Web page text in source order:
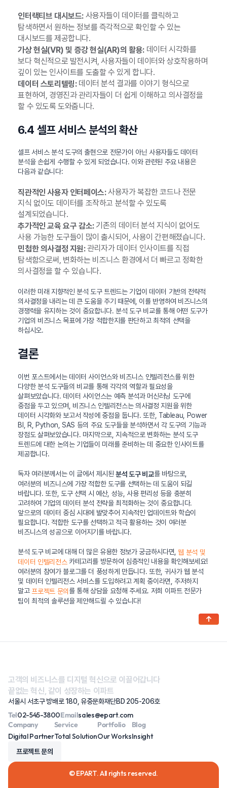
인터랙티브 대시보드:사용자들이 데이터를 클릭하고
탐색하면서 원하는 정보를 즉각적으로 확인할 수 있는
대시보드를 제공합니다.
가상 현실(VR) 및 증강 현실(AR)의 활용:데이터 시각화를
보다 혁신적으로 발전시켜, 사용자들이 데이터와 상호작용하며
깊이 있는 인사이트를 도출할 수 있게 합니다.
데이터 스토리텔링:데이터 분석 결과를 이야기 형식으로
표현하여, 경영진과 관리자들이 더 쉽게 이해하고 의사결정을
할 수 있도록 도와줍니다.
6.4 셀프 서비스 분석의 확산
셀프 서비스 분석 도구의 출현으로 전문가이 아닌 사용자들도 데이터
분석을 손쉽게 수행할 수 있게 되었습니다. 이와 관련된 주요 내용은
다음과 같습니다:
직관적인 사용자 인터페이스:사용자가 복잡한 코드나 전문
지식 없이도 데이터를 조작하고 분석할 수 있도록
설계되었습니다.
추가적인 교육 요구 감소:기존의 데이터 분석 지식이 없어도
사용 가능한 도구들이 많이 출시되어, 사용이 간편해졌습니다.
민첩한 의사결정 지원:관리자가 데이터 인사이트를 직접
탐색함으로써, 변화하는 비즈니스 환경에서 더 빠르고 정확한
의사결정을 할 수 있습니다.
이러한 미래 지향적인 분석 도구 트렌드는 기업이 데이터 기반의 전략적
의사결정을 내리는 데 큰 도움을 주기 때문에, 이를 반영하여 비즈니스의
경쟁력을 유지하는 것이 중요합니다. 분석 도구 비교를 통해 어떤 도구가
기업의 비즈니스 목표에 가장 적합한지를 판단하고 최적의 선택을
하십시오.
결론
이번 포스트에서는 데이터 사이언스와 비즈니스 인텔리전스를 위한
다양한 분석 도구들의 비교를 통해 각각의 역할과 필요성을
살펴보았습니다. 데이터 사이언스는 예측 분석과 머신러닝 도구에
중점을 두고 있으며, 비즈니스 인텔리전스는 의사결정 지원을 위한
데이터 시각화와 보고서 작성에 중점을 둡니다. 또한, Tableau, Power
BI, R, Python, SAS 등의 주요 도구들을 분석하면서 각 도구의 기능과
장점도 살펴보았습니다. 마지막으로, 지속적으로 변화하는 분석 도구
트렌드에 대한 논의는 기업들이 미래를 준비하는 데 중요한 인사이트를
제공합니다.
독자 여러분께서는 이 글에서 제시된분석 도구 비교를 바탕으로,
여러분의 비즈니스에 가장 적합한 도구를 선택하는 데 도움이 되길
바랍니다. 또한, 도구 선택 시 예산, 성능, 사용 편리성 등을 충분히
고려하여 기업의 데이터 분석 전략을 최적화하는 것이 중요합니다.
앞으로의 데이터 중심 시대에 발맞추어 지속적인 업데이트와 학습이
필요합니다. 적합한 도구를 선택하고 적극 활용하는 것이 여러분
비즈니스의 성공으로 이어지기를 바랍니다.
분석 도구 비교에 대해 더 많은 유용한 정보가 궁금하시다면,웹 분석 및
데이터 인텔리전스카테고리를 방문하여 심층적인 내용을 확인해보세요!
여러분의 참여가 블로그를 더 풍성하게 만듭니다. 또한, 귀사가 웹 분석
및 데이터 인텔리전스 서비스를 도입하려고 계획 중이라면, 주저하지
말고 프로젝트 문의 를 통해 상담을 요청해 주세요. 저희 이파트 전문가
팀이 최적의 솔루션을 제안해드릴 수 있습니다!
고객의 비즈니스를 디지털 혁신으로 이끌어갑니다
끝없는 혁신, 같이 성장하는 이파트
서울시 서초구 방배로 180, 유중문화재단BD 205-206호
Tel02-545-3800Emailsales@epart.com
Company
Digital Partner
Service
Total Solution
Portfolio
Our Works
Blog
Insight
프로젝트 문의
© EPART. All rights reserved.
↑